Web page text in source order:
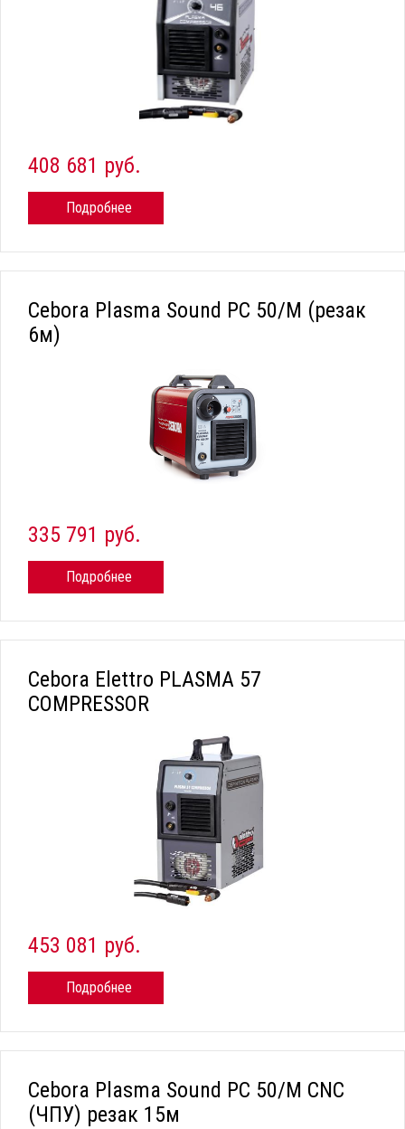
408 681 руб.
Подробнее
Cebora Plasma Sound PC 50/М (резак
6м)
335 791 руб.
Подробнее
Cebora Elettro PLASMA 57
COMPRESSOR
453 081 руб.
Подробнее
Cebora Plasma Sound PC 50/М CNC
(ЧПУ) резак 15м